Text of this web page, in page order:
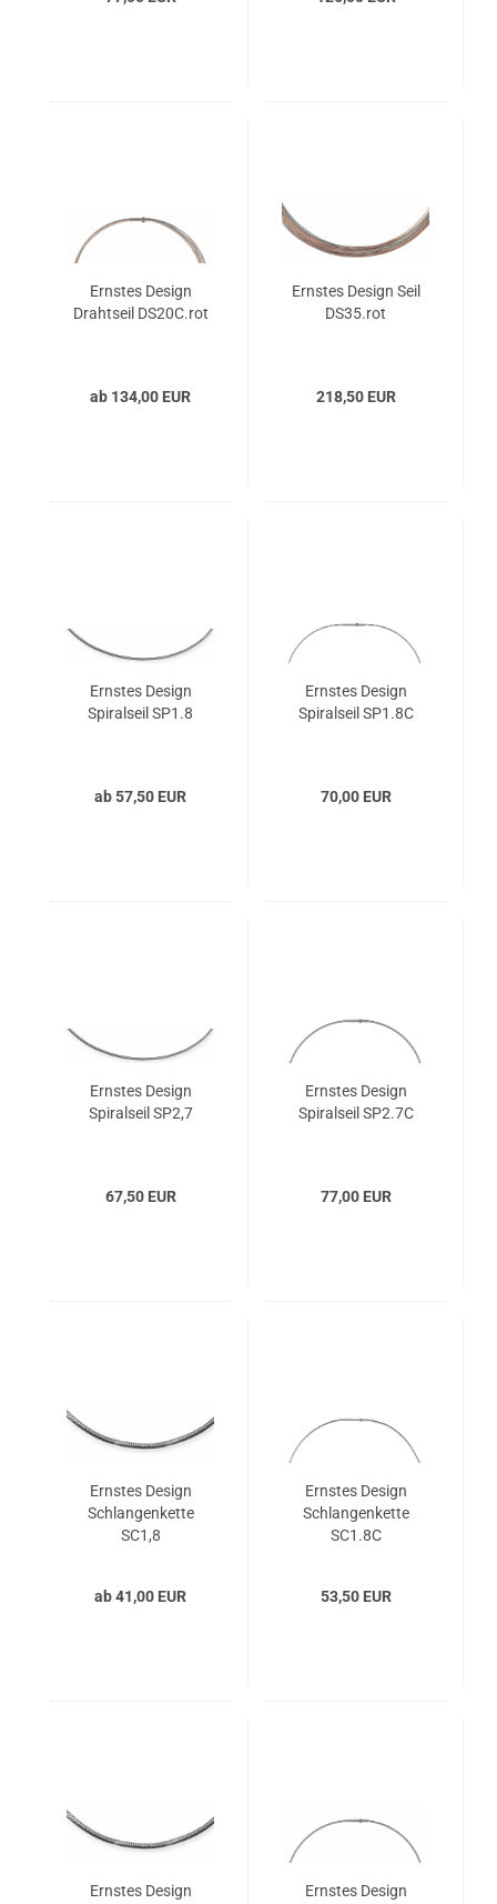
Ernstes Design
Drahtseil DS20C.rot
ab 134,00 EUR
Ernstes Design Seil
DS35.rot
218,50 EUR
Ernstes Design
Spiralseil SP1.8
ab 57,50 EUR
Ernstes Design
Spiralseil SP1.8C
70,00 EUR
Ernstes Design
Spiralseil SP2,7
67,50 EUR
Ernstes Design
Spiralseil SP2.7C
77,00 EUR
Ernstes Design
Schlangenkette
SC1,8
ab 41,00 EUR
Ernstes Design
Schlangenkette
SC1.8C
53,50 EUR
Ernstes Design Ernstes Design